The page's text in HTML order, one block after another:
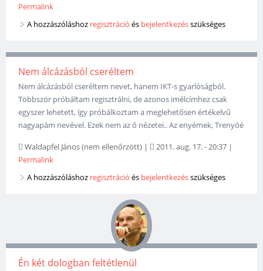
Permalink
A hozzászóláshoz regisztráció és bejelentkezésszükséges
Nem álcázásból cseréltem
Nem álcázásból cseréltem nevet, hanem IKT-s gyarlóságból.
Többször próbáltam regisztrálni, de azonos imélcímhez csak
egyszer lehetett, így próbálkoztam a meglehetősen értékelvű
nagyapám nevével. Ezek nem az ő nézetei.. Az enyémek, Trenyóé
Waldapfel János (nem ellenőrzött) | 2011. aug. 17. - 20:37 |
Permalink
A hozzászóláshoz regisztráció és bejelentkezésszükséges
Én két dologban feltétlenül